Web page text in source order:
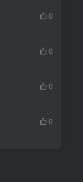
0
0
0
0